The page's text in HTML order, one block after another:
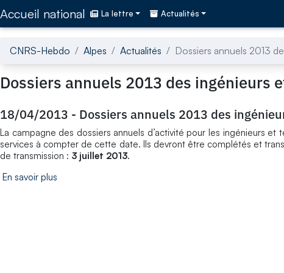
Accueil national La lettre Actualités
CNRS-Hebdo Alpes Actualités Dossiers annuels 2013
Dossiers annuels 2013 des ingénieurs
18/04/2013 - Dossiers annuels 2013 des
La campagne des dossiers annuels d’activité pour les ingénieurs
services à compter de cette date. Ils devront être complétés et
de transmission : 3 juillet 2013.
En savoir plus